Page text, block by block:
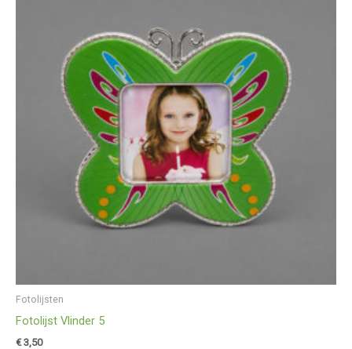
Fotolijsten
Fotolijst Vlinder 5
€3,50